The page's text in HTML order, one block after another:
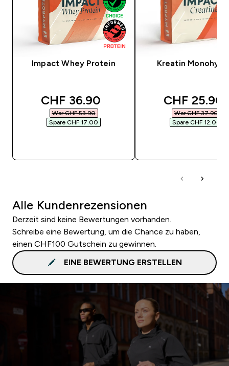
Impact Whey Protein
discounted price
CHF 36.90‎
War CHF 53.90‎
Spare CHF 17.00‎
Kreatin
discounted
CHF 25.90‎
War CHF 37.90‎
Spare CHF 12.00‎
Alle Kundenrezensionen
Derzeit sind keine Bewertungen vorhanden.
Schreibe eine Bewertung, um die Chance zu haben,
einen CHF100 Gutschein zu gewinnen.
EINE BEWERTUNG ERSTELLEN